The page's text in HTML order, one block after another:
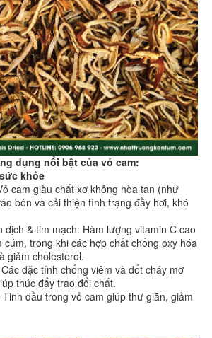
dụng nổi bật của vỏ cam:
khỏe
cam giàu chất xơ không hòa tan (như
bón và cải thiện tình trạng đầy hơi, khó
& tim mạch: Hàm lượng vitamin C cao
trong khi các hợp chất chống oxy hóa
giảm cholesterol.
đặc tính chống viêm và đốt cháy mỡ
thúc đẩy trao đổi chất.
dầu trong vỏ cam giúp thư giãn, giảm